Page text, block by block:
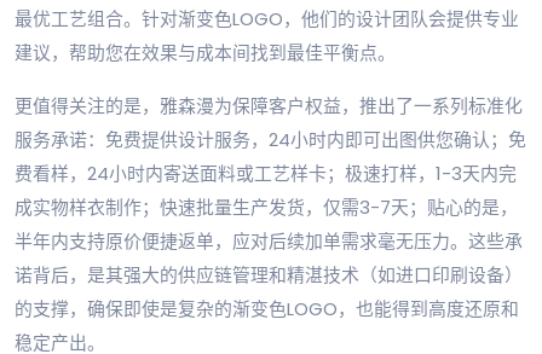
最优工艺组合。针对渐变色LOGO，他们的设计团队会提供专业
建议，帮助您在效果与成本间找到最佳平衡点。
更值得关注的是，雅森漫为保障客户权益，推出了一系列标准化
服务承诺：免费提供设计服务，24小时内即可出图供您确认；免
费看样，24小时内寄送面料或工艺样卡；极速打样，1-3天内完
成实物样衣制作；快速批量生产发货，仅需3-7天；贴心的是，
半年内支持原价便捷返单，应对后续加单需求毫无压力。这些承
诺背后，是其强大的供应链管理和精湛技术（如进口印刷设备）
的支撑，确保即使是复杂的渐变色LOGO，也能得到高度还原和
稳定产出。